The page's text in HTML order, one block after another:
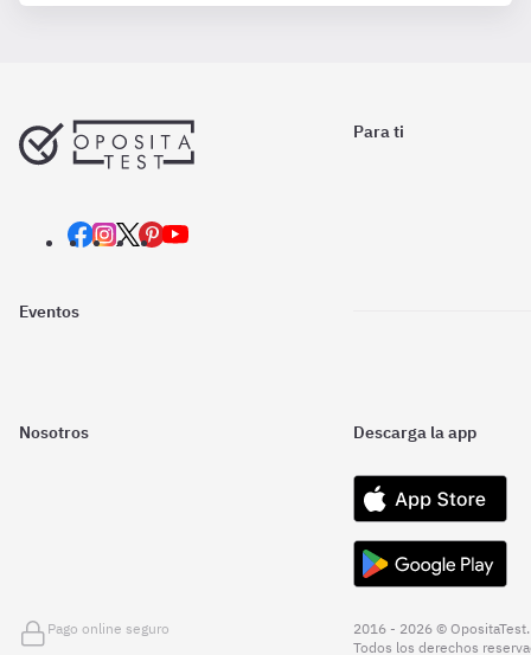
Para ti
Eventos
Nosotros Descarga la app
Pago online seguro
2016 - 2026 © OpositaTest.
Todos los derechos